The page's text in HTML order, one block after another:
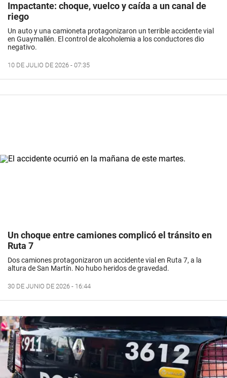
Impactante: choque, vuelco y caída a un canal de
riego
Un auto y una camioneta protagonizaron un terrible accidente vial
en Guaymallén. El control de alcoholemia a los conductores dio
negativo.
10 DE JULIO DE 2026 - 07:35
Un choque entre camiones complicó el tránsito en
Ruta 7
Dos camiones protagonizaron un accidente vial en Ruta 7, a la
altura de San Martín. No hubo heridos de gravedad.
30 DE JUNIO DE 2026 - 16:44